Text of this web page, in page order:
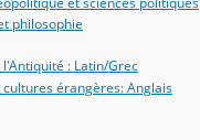
philosophie
: Latin/Grec
érangères: Anglais